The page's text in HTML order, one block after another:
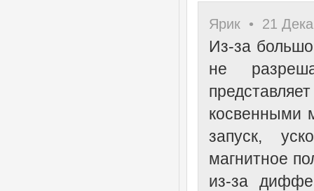
Ярик • 21
Из-за
не
косвенными
запуск,
магнитное
из-за